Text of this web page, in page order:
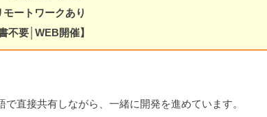
ートワークあり
不要│WEB開催】
直接共有しながら、一緒に開発を進めています。